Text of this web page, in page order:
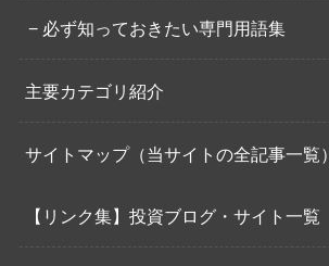
必ず知っておきたい専門用語集
主要カテゴリ紹介
サイトマップ（当サイトの全記事一覧）
【リンク集】投資ブログ・サイト一覧